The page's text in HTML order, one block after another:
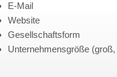
E-Mail
Website
Gesellschaftsform
Unternehmensgröße